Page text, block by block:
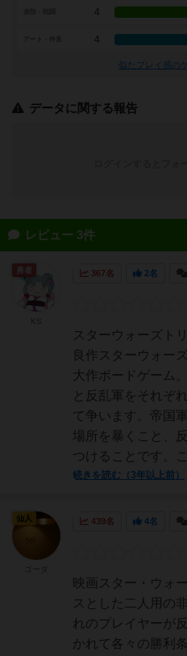
4
アート・外見 4
似たプレイ感の
データに関する報告
レビュー 3件
367名 2名
スターウォーズト
良作スターウォー
大作ボードゲーム
と反乱軍をそれぞ
て争います。帝国
場所を暴くこと、
つけることです。
続きを読む（3年以上前）
勇者
439名 4名
映画スター・ウォ
スとした二人用の
れのプレイヤーが
かれて各々の勝利
仙人